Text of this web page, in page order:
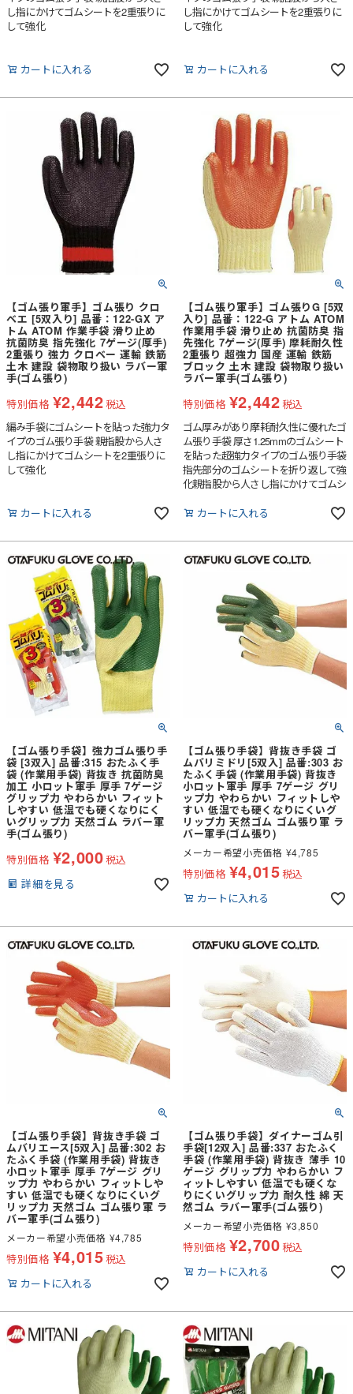
し指にかけてゴムシートを2重張りに
して強化
カートに入れる
し指にかけてゴムシートを2重張りに
して強化
カートに入れる
【ゴム張り軍手】ゴム張り クロ
ベエ [5双入り] 品番：122-GX ア
トム ATOM 作業手袋 滑り止め
抗菌防臭 指先強化 7ゲージ(厚手)
2重張り 強力 クロベー 運輸 鉄筋
土木 建設 袋物取り扱い ラバー軍
手(ゴム張り)
特別価格 ¥2,442税込
編み手袋にゴムシートを貼った強力タ
イプのゴム張り手袋 親指股から人さ
し指にかけてゴムシートを2重張りに
して強化
カートに入れる
【ゴム張り軍手】ゴム張りG [5双
入り] 品番：122-G アトム ATOM
作業用手袋 滑り止め 抗菌防臭 指
先強化 7ゲージ(厚手) 摩耗耐久性
2重張り 超強力 国産 運輸 鉄筋
ブロック 土木 建設 袋物取り扱い
ラバー軍手(ゴム張り)
特別価格 ¥2,442税込
ゴム厚みがあり摩耗耐久性に優れたゴ
ム張り手袋 厚さ1.25mmのゴムシート
を貼った超強力タイプのゴム張り手袋
指先部分のゴムシートを折り返して強
化親指股から人さし指にかけてゴムシ
カートに入れる
【ゴム張り手袋】強力ゴム張り手
袋 [3双入] 品番:315 おたふく手
袋 (作業用手袋) 背抜き 抗菌防臭
加工 小ロット軍手 厚手 7ゲージ
グリップ力 やわらかい フィット
しやすい 低温でも硬くなりにく
いグリップ力 天然ゴム ラバー軍
手(ゴム張り)
特別価格 ¥2,000税込
詳細を見る
【ゴム張り手袋】背抜き手袋 ゴ
ムバリミドリ[5双入] 品番:303 お
たふく手袋 (作業用手袋) 背抜き
小ロット軍手 厚手 7ゲージ グリ
ップ力 やわらかい フィットしや
すい 低温でも硬くなりにくいグ
リップ力 天然ゴム ゴム張り軍 ラ
バー軍手(ゴム張り)
メーカー希望小売価格 ¥4,785
特別価格 ¥4,015税込
カートに入れる
【ゴム張り手袋】背抜き手袋 ゴ
ムバリエース[5双入] 品番:302 お
たふく手袋 (作業用手袋) 背抜き
小ロット軍手 厚手 7ゲージ グリ
ップ力 やわらかい フィットしや
すい 低温でも硬くなりにくいグ
リップ力 天然ゴム ゴム張り軍 ラ
バー軍手(ゴム張り)
メーカー希望小売価格 ¥4,785
特別価格 ¥4,015税込
カートに入れる
【ゴム張り手袋】ダイナーゴム引
手袋[12双入] 品番:337 おたふく
手袋 (作業用手袋) 背抜き 薄手 10
ゲージ グリップ力 やわらかい フ
ィットしやすい 低温でも硬くな
りにくいグリップ力 耐久性 綿 天
然ゴム ラバー軍手(ゴム張り)
メーカー希望小売価格 ¥3,850
特別価格 ¥2,700税込
カートに入れる